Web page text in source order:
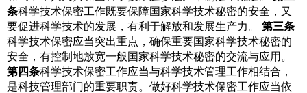
条科学技术保密工作既要保障国家科学技术秘密的安全，又
要促进科学技术的发展，有利于解放和发展生产力。 第三条
科学技术保密应当突出重点，确保重要国家科学技术秘密的
安全，有控制地放宽一般国家科学技术秘密的交流与应用。
第四条科学技术保密工作应当与科学技术管理工作相结合，
是科技管理部门的重要职责。做好科学技术保密工作应当依